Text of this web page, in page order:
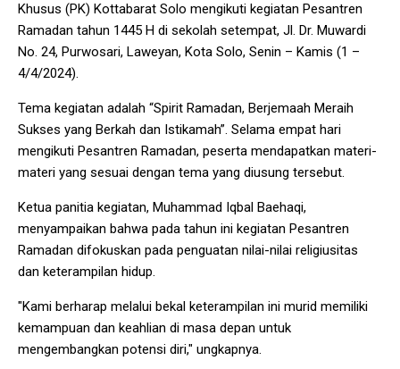
Khusus (PK) Kottabarat Solo mengikuti kegiatan Pesantren
Ramadan tahun 1445 H di sekolah setempat, Jl. Dr. Muwardi
No. 24, Purwosari, Laweyan, Kota Solo, Senin – Kamis (1 –
4/4/2024).
Tema kegiatan adalah “Spirit Ramadan, Berjemaah Meraih
Sukses yang Berkah dan Istikamah”. Selama empat hari
mengikuti Pesantren Ramadan, peserta mendapatkan materi-
materi yang sesuai dengan tema yang diusung tersebut.
Ketua panitia kegiatan, Muhammad Iqbal Baehaqi,
menyampaikan bahwa pada tahun ini kegiatan Pesantren
Ramadan difokuskan pada penguatan nilai-nilai religiusitas
dan keterampilan hidup.
"Kami berharap melalui bekal keterampilan ini murid memiliki
kemampuan dan keahlian di masa depan untuk
mengembangkan potensi diri," ungkapnya.